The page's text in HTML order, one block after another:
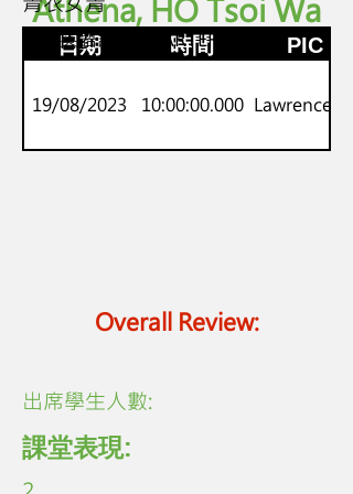
Athena, HO Tsoi Wa
日期 時間 PIC
19/08/2023 10:00:00.000 Lawrence Lo
Overall Review:
P.1-P.2
劍橋英語課程 STARTERS
​出席學生人數:
課堂表現: